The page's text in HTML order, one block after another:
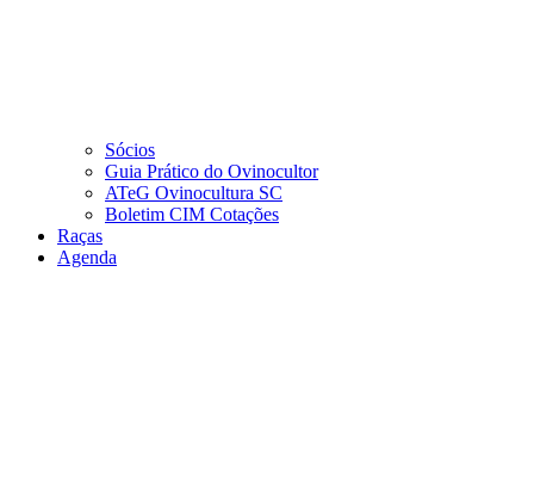
Sócios
Guia Prático do Ovinocultor
ATeG Ovinocultura SC
Boletim CIM Cotações
Raças
Agenda